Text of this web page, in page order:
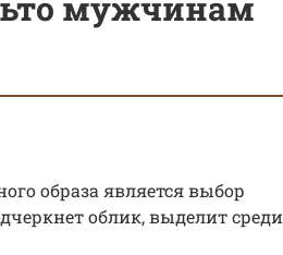
образа является выбор
облик, выделит среди